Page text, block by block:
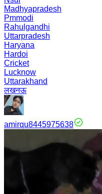
Madhyapradesh
Pmmodi
Rahulgandhi
Uttarpradesh
Haryana
Hardoi
Cricket
Lucknow
Uttarakhand
लखनऊ
amirqu8445975638